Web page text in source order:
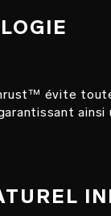
évite
ainsi